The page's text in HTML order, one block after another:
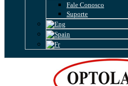
Fale Conosco
Suporte